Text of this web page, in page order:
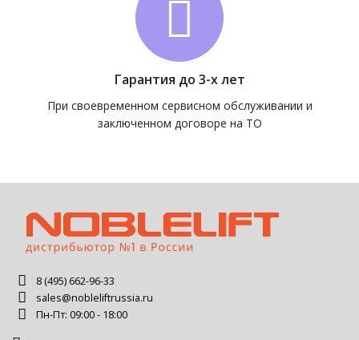
Гарантия до 3-х лет
При своевременном сервисном обслуживании и
заключенном договоре на ТО
8 (495) 662-96-33
sales@nobleliftrussia.ru
Пн-Пт: 09:00 - 18:00